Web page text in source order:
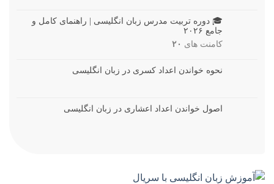
🎓 دوره تربیت مدرس زبان انگلیسی | راهنمای کامل و
جامع ۲۰۲۶
کامنت های ۲۰
نحوه خواندن اعداد کسری در زبان انگلیسی
اصول خواندن اعداد اعشاری در زبان انگلیسی